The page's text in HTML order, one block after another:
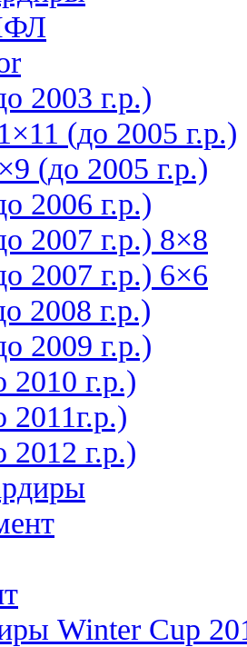
2003 г.р.)
(до 2005 г.р.)
(до 2005 г.р.)
2006 г.р.)
2007 г.р.) 8×8
2007 г.р.) 6×6
2008 г.р.)
2009 г.р.)
2010 г.р.)
2011г.р.)
2012 г.р.)
Winter Cup